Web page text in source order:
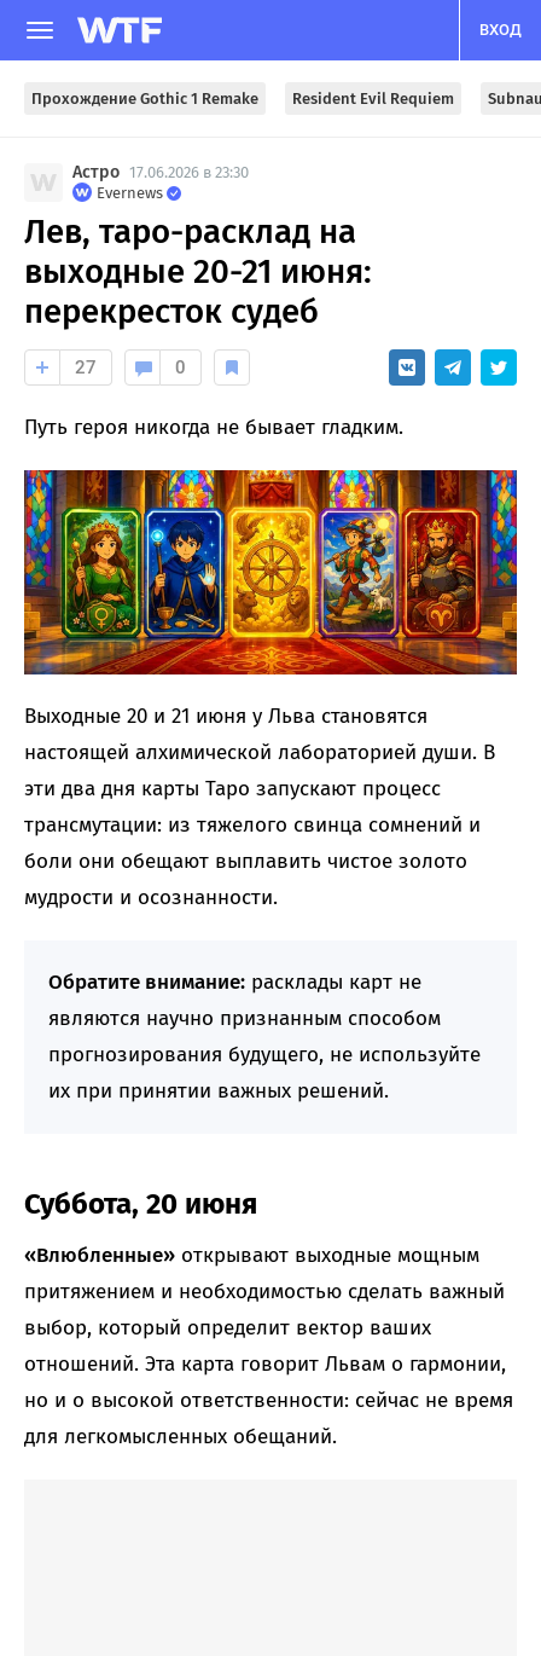
ВХОД
Прохождение Gothic 1 Remake Resident Evil Requiem
Астро 17.06.2026 в 23:30
Evernews
Лев, таро-расклад на
выходные 20-21 июня:
перекресток судеб
27 0
Путь героя никогда не бывает гладким.
Выходные 20 и 21 июня у Льва становятся
настоящей алхимической лабораторией души. В
эти два дня карты Таро запускают процесс
трансмутации: из тяжелого свинца сомнений и
боли они обещают выплавить чистое золото
мудрости и осознанности.
Обратите внимание: расклады карт не
являются научно признанным способом
прогнозирования будущего, не используйте
их при принятии важных решений.
Суббота, 20 июня
«Влюбленные» открывают выходные мощным
притяжением и необходимостью сделать важный
выбор, который определит вектор ваших
отношений. Эта карта говорит Львам о гармонии,
но и о высокой ответственности: сейчас не время
для легкомысленных обещаний.